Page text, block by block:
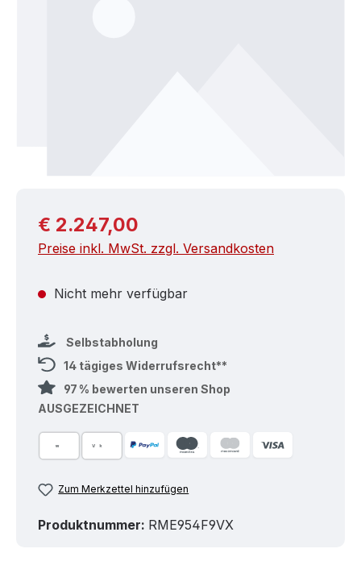
Regulärer Preis:
€ 2.247,00
Preise inkl. MwSt. zzgl. Versandkosten
Nicht mehr verfügbar
Selbstabholung
14 tägiges Widerrufsrecht**
97 % bewerten unseren Shop
AUSGEZEICHNET
Zum Merkzettel hinzufügen
Produktnummer: RME954F9VX